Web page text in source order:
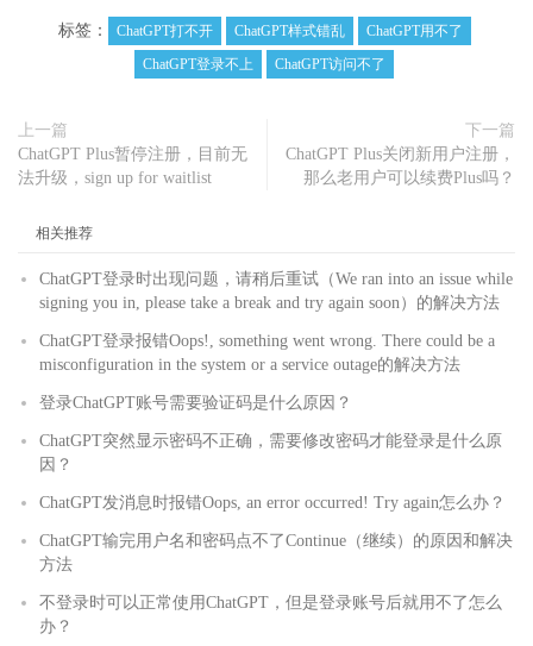
标签： ChatGPT打不开 ChatGPT样式错乱
ChatGPT用不了
ChatGPT登录不上
ChatGPT访问不了
上一篇
ChatGPT Plus暂停注册，目前无
法升级，sign up for waitlist
下一篇
ChatGPT Plus关闭新用户注册，
那么老用户可以续费Plus吗？
相关推荐
ChatGPT登录时出现问题，请稍后重试（We ran into an issue while
signing you in, please take a break and try again soon）的解决方法
ChatGPT登录报错Oops!, something went wrong. There could be a
misconfiguration in the system or a service outage的解决方法
登录ChatGPT账号需要验证码是什么原因？
ChatGPT突然显示密码不正确，需要修改密码才能登录是什么原
因？
ChatGPT发消息时报错Oops, an error occurred! Try again怎么办？
ChatGPT输完用户名和密码点不了Continue（继续）的原因和解决
方法
不登录时可以正常使用ChatGPT，但是登录账号后就用不了怎么
办？